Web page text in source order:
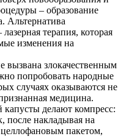
– образование
Альтернатива
терапия, которая
изменения на
вызвана злокачественным
попробовать народные
случаях оказываются не
медицина.
делают компресс:
после накладывая на
целлофановым пакетом,